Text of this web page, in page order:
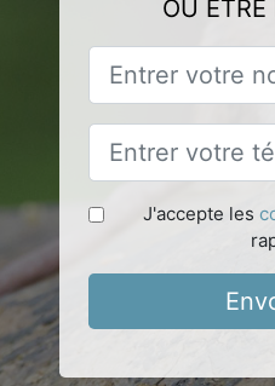
OU ÊTRE
J'accepte les